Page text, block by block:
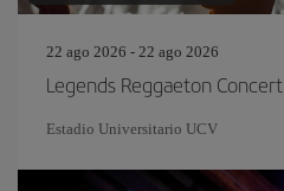
22 ago 2026 - 22 ago 2026
Legends Reggaeton Concert
Estadio Universitario UCV